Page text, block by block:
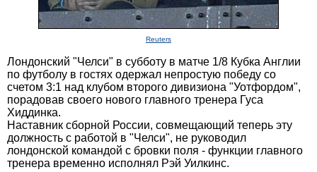
Reuters
Лондонский "Челси" в субботу в матче 1/8 Кубка Англии
по футболу в гостях одержал непростую победу со
счетом 3:1 над клубом второго дивизиона "Уотфордом",
порадовав своего нового главного тренера Гуса
Хиддинка.
Наставник сборной России, совмещающий теперь эту
должность с работой в "Челси", не руководил
лондонской командой с бровки поля - функции главного
тренера временно исполнял Рэй Уилкинс.